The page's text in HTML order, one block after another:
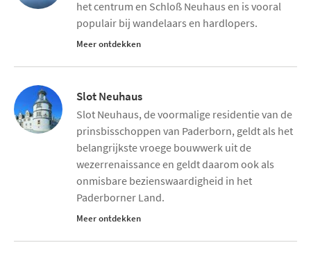
het centrum en Schloß Neuhaus en is vooral
populair bij wandelaars en hardlopers.
Meer ontdekken
Slot Neuhaus
Slot Neuhaus, de voormalige residentie van de
prinsbisschoppen van Paderborn, geldt als het
belangrijkste vroege bouwwerk uit de
wezerrenaissance en geldt daarom ook als
onmisbare bezienswaardigheid in het
Paderborner Land.
Meer ontdekken